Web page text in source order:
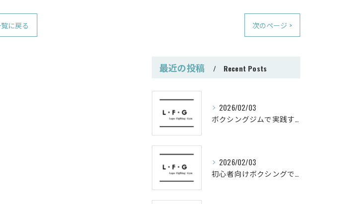
に戻る 次のページ >
最近の投稿 Recent Posts
2026/02/03
ボクシングジムで実践する筋肥大トレーニング術
2026/02/03
初心者向けボクシングでシェイプアップ運動メニュー